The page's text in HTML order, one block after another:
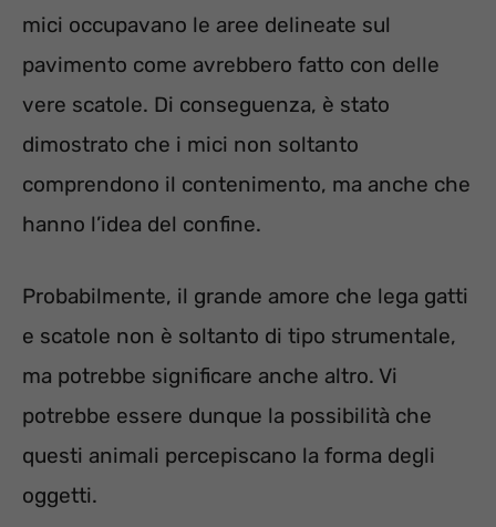
mici occupavano le aree delineate sul
pavimento come avrebbero fatto con delle
vere scatole. Di conseguenza, è stato
dimostrato che i mici non soltanto
comprendono il contenimento, ma anche che
hanno l’idea del confine.
Probabilmente, il grande amore che lega gatti
e scatole non è soltanto di tipo strumentale,
ma potrebbe significare anche altro. Vi
potrebbe essere dunque la possibilità che
questi animali percepiscano la forma degli
oggetti.